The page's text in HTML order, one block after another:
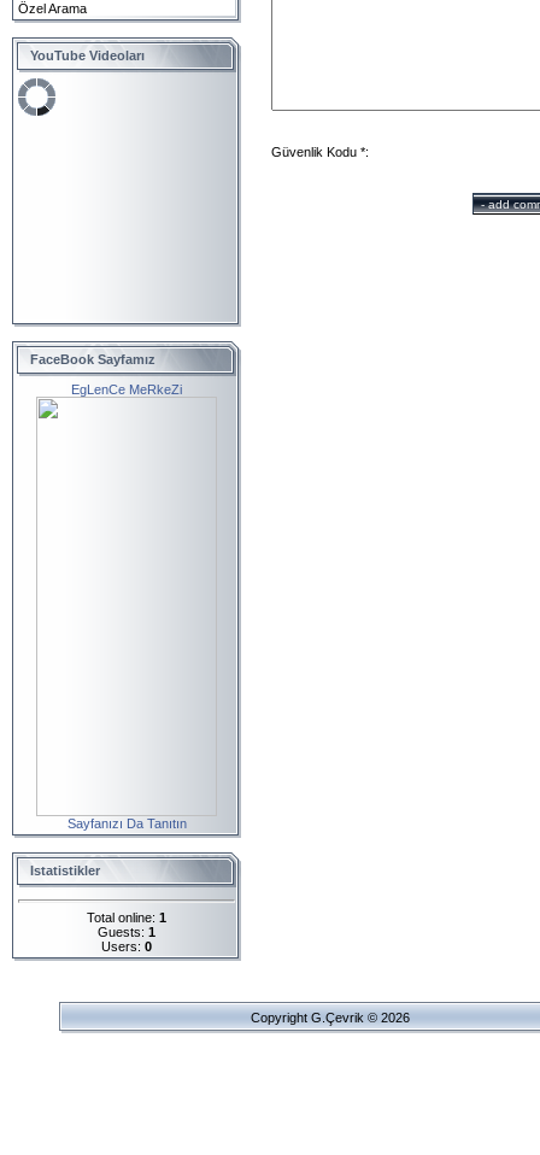
Özel Arama
YouTube Videoları
FaceBook Sayfamız
EgLenCe MeRkeZi
Sayfanızı Da Tanıtın
Istatistikler
Total online: 1
Guests: 1
Users: 0
Güvenlik Kodu *:
Copyright G.Çevrik © 2026